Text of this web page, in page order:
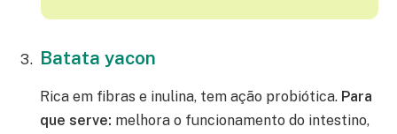
Batata yacon
Rica em fibras e inulina, tem ação probiótica. Para
que serve: melhora o funcionamento do intestino,